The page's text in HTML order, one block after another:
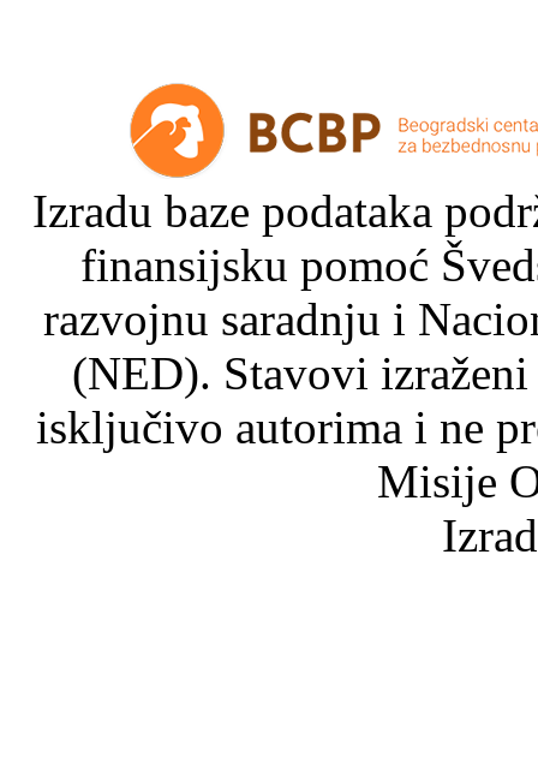
Izradu baze podataka
finansijsku pomoć
razvojnu saradnju i
(NED). Stavovi
isključivo autorima i ne
Misije